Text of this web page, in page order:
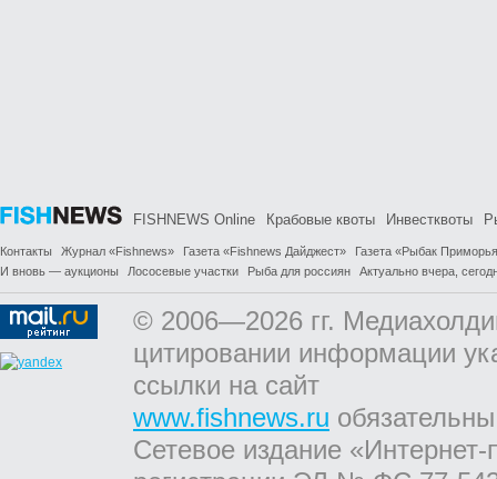
FISHNEWS Online Крабовые квоты Инвестквоты
Контакты Журнал «Fishnews» Газета «Fishnews Дайджест»
Газета «Рыбак
И вновь — аукционы
Лососевые участки Рыба для россиян Актуально вчера,
© 2006—2026 гг.
цитировании информации
ссылки на сайт
www.fishnews.ru
Сетевое издание